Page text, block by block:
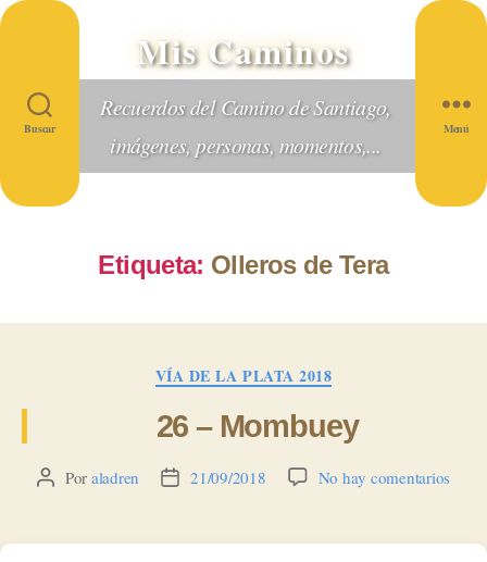
Buscar
Mis Caminos
Recuerdos del Camino de Santiago,
imágenes, personas, momentos,...
Menú
Etiqueta: Olleros de Tera
Categorías
VÍA DE LA PLATA 2018
26 – Mombuey
Autor
entrada
Por aladren
Fecha
entrada
21/09/2018 No hay comentarios